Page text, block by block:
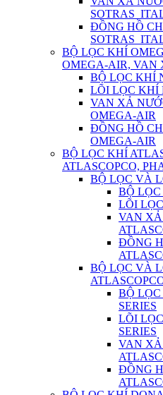
ĐỒNG HỒ
BỘ LỌC KHÍ
OMEGA-AIR, VAN
BỘ LỌC KHÍ
LÕI LỌC KHÍ
VAN XẢ
OMEGA-AIR
ĐỒNG HỒ
OMEGA-AIR
BỘ LỌC KHÍ
ATLASCOPCO,
BỘ LỌC VÀ
BỘ
LÕI
VAN
ĐỒNG
BỘ LỌC VÀ
BỘ LỌC
SERIES
LÕI
SERIES
VAN
ĐỒNG